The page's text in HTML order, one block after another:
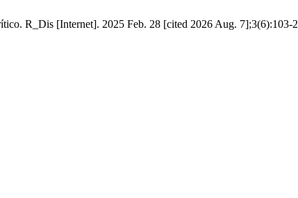
R_Dis [Internet]. 2025 Feb. 28 [cited 2026 Aug. 7];3(6):103-